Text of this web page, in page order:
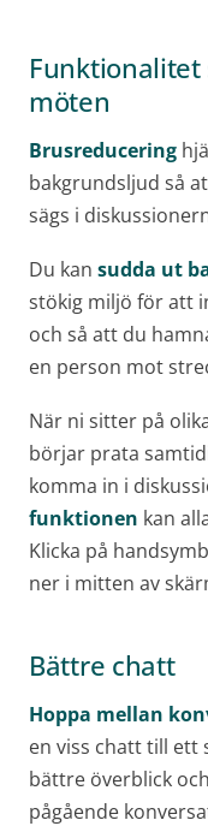
möten
Brusreducering
bakgrundsljud så
sägs i
Du kan sudda ut
stökig miljö för att
och så att du
en person mot
När ni sitter på
börjar prata
komma in i
funktionen kan
Klicka på
ner i mitten av
Bättre chatt
Hoppa mellan
en viss chatt till ett
bättre överblick
pågående